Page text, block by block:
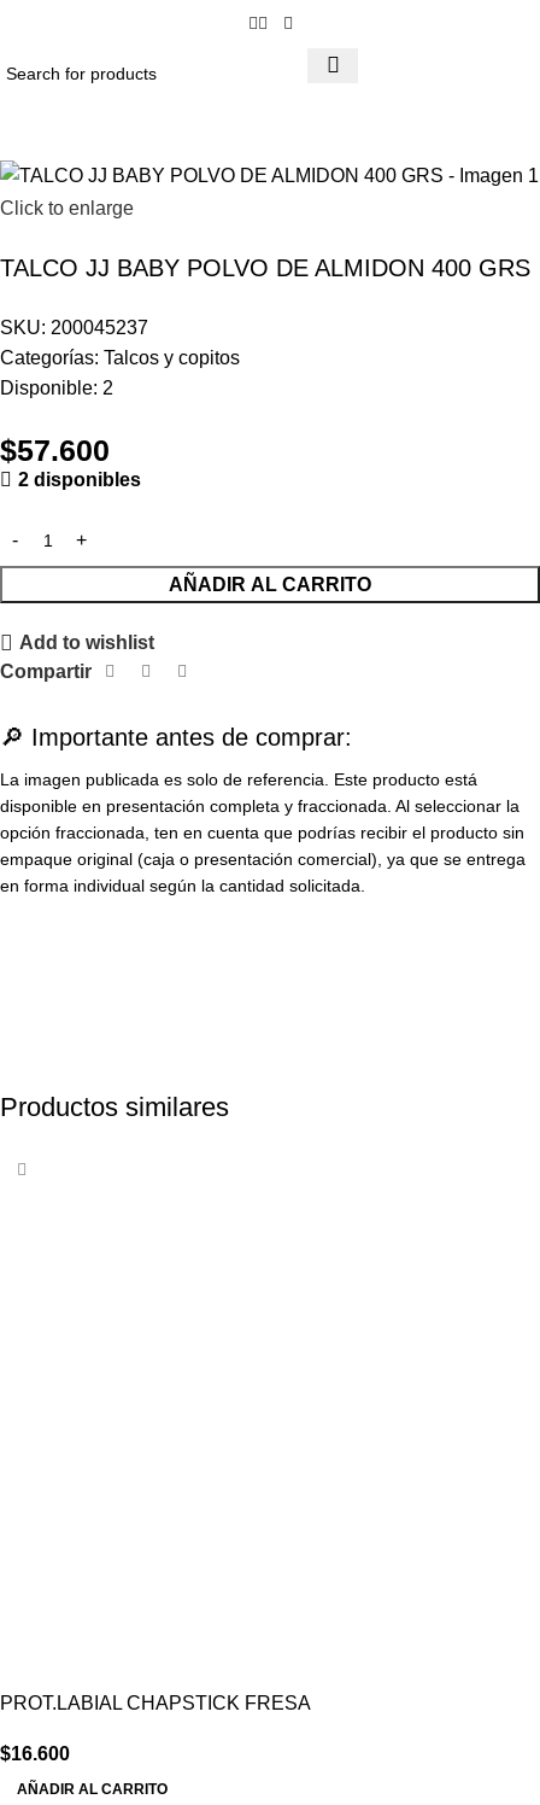
Click to enlarge
TALCO JJ BABY POLVO DE ALMIDON 400 GRS
SKU: 200045237
Categorías: Talcos y copitos
Disponible: 2
$57.600
2 disponibles
AÑADIR AL CARRITO
Add to wishlist
Compartir
🔎 Importante antes de comprar:
La imagen publicada es solo de referencia. Este producto está
disponible en presentación completa y fraccionada. Al seleccionar la
opción fraccionada, ten en cuenta que podrías recibir el producto sin
empaque original (caja o presentación comercial), ya que se entrega
en forma individual según la cantidad solicitada.
Productos similares
PROT.LABIAL CHAPSTICK FRESA
$16.600
AÑADIR AL CARRITO